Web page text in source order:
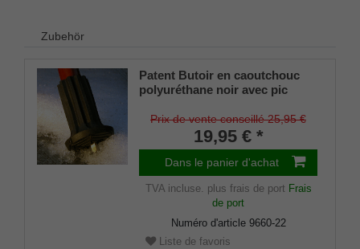
Zubehör
Patent Butoir en caoutchouc
polyuréthane noir avec pic
et en métal, tige flexible pour
diamètres d'environ 17-22 mm
Prix de vente conseillé 25,95 €
19,95 € *
Dans le panier d'achat
TVA incluse. plus frais de port Frais
de port
Numéro d'article 9660-22
Liste de favoris